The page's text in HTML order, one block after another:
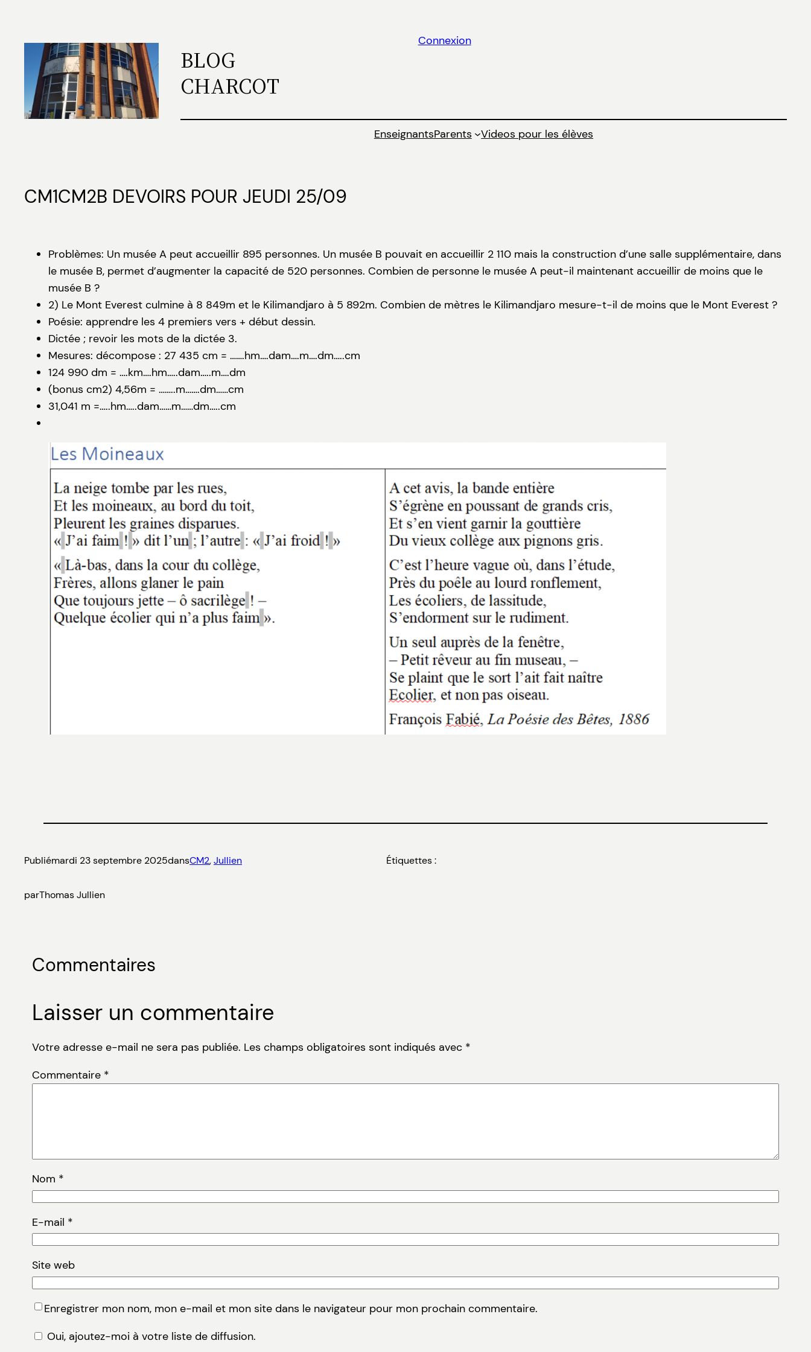
contenu
BLOG
CHARCOT
Connexion
EnseignantsParents Videos pour les élèves
CM1CM2B DEVOIRS POUR JEUDI 25/09
Problèmes: Un musée A peut accueillir 895 personnes. Un musée B pouvait en accueillir 2 110 mais la construction d’une salle supplémentaire, dans
le musée B, permet d’augmenter la capacité de 520 personnes. Combien de personne le musée A peut-il maintenant accueillir de moins que le
musée B ?
2) Le Mont Everest culmine à 8 849m et le Kilimandjaro à 5 892m. Combien de mètres le Kilimandjaro mesure-t-il de moins que le Mont Everest ?
Poésie: apprendre les 4 premiers vers + début dessin.
Dictée ; revoir les mots de la dictée 3.
Mesures: décompose : 27 435 cm = …….hm….dam….m….dm…..cm
124 990 dm = ….km….hm…..dam…..m….dm
(bonus cm2) 4,56m = ……..m…….dm……cm
31,041 m =…..hm…..dam……m……dm…..cm
Publiémardi 23 septembre 2025dansCM2, Jullien
parThomas Jullien
Étiquettes :
Commentaires
Laisser un commentaire
Votre adresse e-mail ne sera pas publiée. Les champs obligatoires sont indiqués avec *
Commentaire *
Nom *
E-mail *
Site web
Enregistrer mon nom, mon e-mail et mon site dans le navigateur pour mon prochain commentaire.
Oui, ajoutez-moi à votre liste de diffusion.